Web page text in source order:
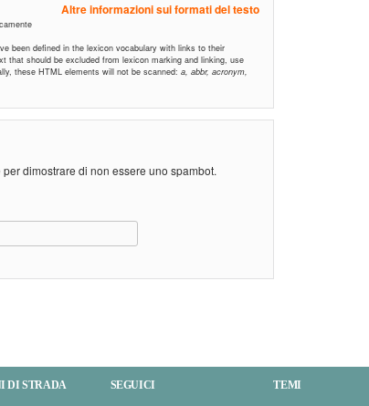
Altre informazioni sui formati del testo
been defined in the lexicon vocabulary with links to their
that should be excluded from lexicon marking and linking, use
these HTML elements will not be scanned: a, abbr, acronym,
dimostrare di non essere uno spambot.
DI STRADA SEGUICI TEMI